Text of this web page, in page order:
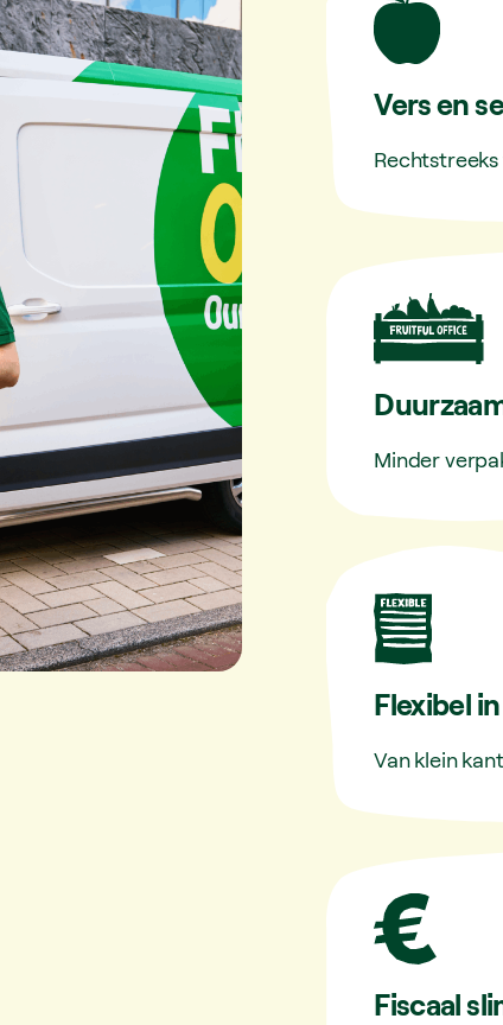
Vers en
Minder
Flexibel
Van klein
Fiscaal